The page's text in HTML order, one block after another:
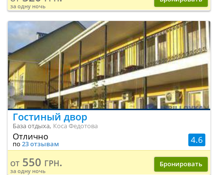
за одну ночь
Гостиный двор
База отдыха, Коса Федотова
4.6
Отлично
по 23 отзывам
от 550 грн.
за одну ночь
Бронировать